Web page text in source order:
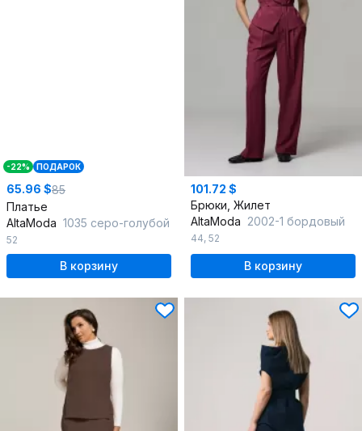
-22% ПОДАРОК
65.96 $85
Платье
AltaModa 1035 серо-голубой
52
В корзину
101.72 $
Брюки, Жилет
AltaModa 2002-1 бордовый
44, 52
В корзину